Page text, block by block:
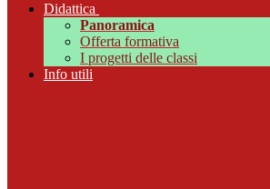
Didattica
Panoramica
Offerta formativa
I progetti delle classi
Info utili